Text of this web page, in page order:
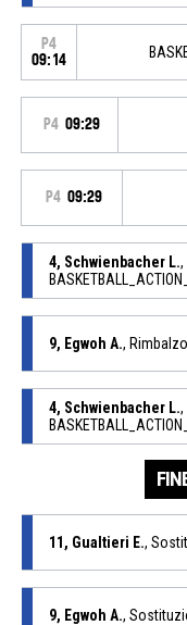
P4
09:14
P4 09:29
P4 09:29
4, Schwienbacher L.,
9, Egwoh A.,
4, Schwienbacher L.,
11, Gualtieri E.,
9, Egwoh A.,